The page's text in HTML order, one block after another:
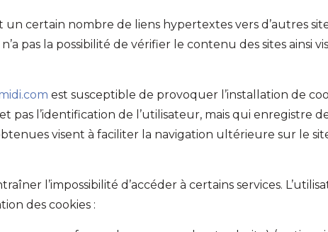
certain nombre de liens hypertextes vers d’autres
pas la possibilité de vérifier le contenu des sites ainsi
est susceptible de provoquer l’installation de
l’identification de l’utilisateur, mais qui enregistre
visent à faciliter la navigation ultérieure sur le
l’impossibilité d’accéder à certains services.
des cookies :